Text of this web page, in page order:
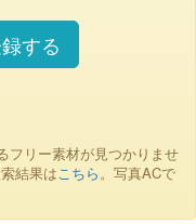
する
フリー素材が見つかりませ
結果はこちら。写真ACで